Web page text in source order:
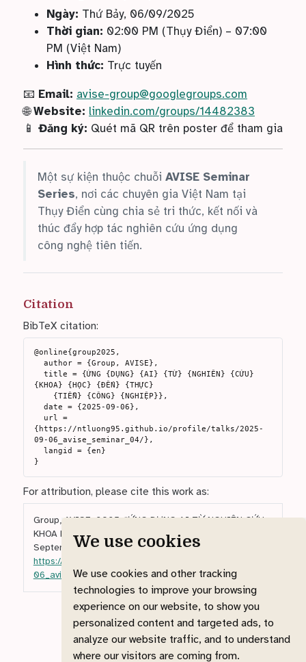
We use cookies
We use cookies and other tracking
technologies to improve your browsing
experience on our website, to show you
personalized content and targeted ads, to
analyze our website traffic, and to understand
where our visitors are coming from.
Ngày: Thứ Bảy, 06/09/2025
Thời gian: 02:00 PM (Thụy Điển) – 07:00
PM (Việt Nam)
Hình thức: Trực tuyến
📧 Email: avise-group@googlegroups.com
🌐Website: linkedin.com/groups/14482383
📱 Đăng ký: Quét mã QR trên poster để tham gia
Một sự kiện thuộc chuỗiAVISE Seminar
Series, nơi các chuyên gia Việt Nam tại
Thụy Điển cùng chia sẻ tri thức, kết nối và
thúc đẩy hợp tác nghiên cứu ứng dụng
công nghệ tiên tiến.
Citation
BibTeX citation:
@online{group2025,
{KHOA} {HỌC} {ĐẾN} {THỰC}
{https://ntluong95.github.io/profile/talks/2025-
09-06_avise_seminar_04/},
For attribution, please cite this work as:
Group, AVISE. 2025.“ỨNG DỤNG AI TỪ NGHIÊN CỨU
KHOA HỌC ĐẾN THỰC TIỄN CÔNG NGHIỆP.”
September 6.
https://ntluong95.github.io/profile/talks/2025-09-
06_avise_seminar_04/.